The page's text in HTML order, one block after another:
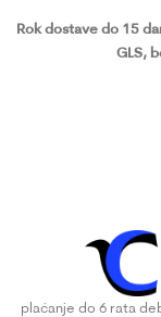
Rok dostave do 15
GLS,
plaćanje do 6 rata